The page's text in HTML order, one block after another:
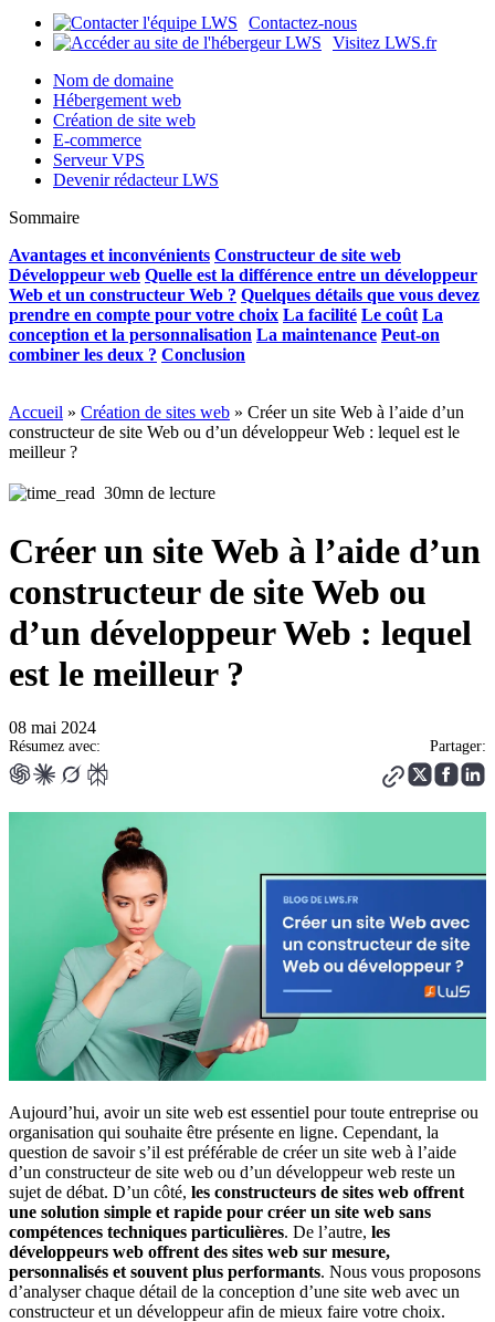
Contactez-nous
Visitez LWS.fr
Nom de domaine
Hébergement web
Création de site web
E-commerce
Serveur VPS
Devenir rédacteur LWS
Sommaire
Avantages et inconvénients Constructeur de site web
Développeur web Quelle est la différence entre un développeur
Web et un constructeur Web ? Quelques détails que vous devez
prendre en compte pour votre choix La facilité Le coût La
conception et la personnalisation La maintenance Peut-on
combiner les deux ? Conclusion
Accueil » Création de sites web » Créer un site Web à l’aide d’un
constructeur de site Web ou d’un développeur Web : lequel est le
meilleur ?
30mn de lecture
Créer un site Web à l’aide d’un
constructeur de site Web ou
d’un développeur Web : lequel
est le meilleur ?
08 mai 2024
Résumez avec: Partager:
Aujourd’hui, avoir un site web est essentiel pour toute entreprise ou
organisation qui souhaite être présente en ligne. Cependant, la
question de savoir s’il est préférable de créer un site web à l’aide
d’un constructeur de site web ou d’un développeur web reste un
sujet de débat. D’un côté, les constructeurs de sites web offrent
une solution simple et rapide pour créer un site web sans
compétences techniques particulières. De l’autre, les
développeurs web offrent des sites web sur mesure,
personnalisés et souvent plus performants. Nous vous proposons
d’analyser chaque détail de la conception d’une site web avec un
constructeur et un développeur afin de mieux faire votre choix.